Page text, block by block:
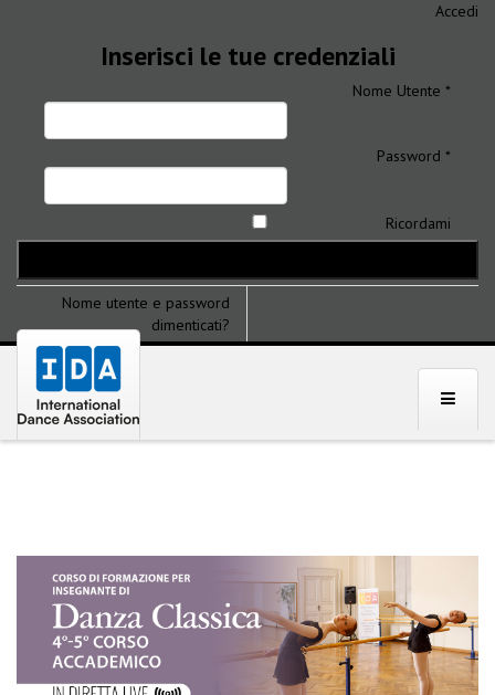
Accedi
Inserisci le tue credenziali
Nome Utente *
Password *
Ricordami
Nome utente e password
dimenticati?